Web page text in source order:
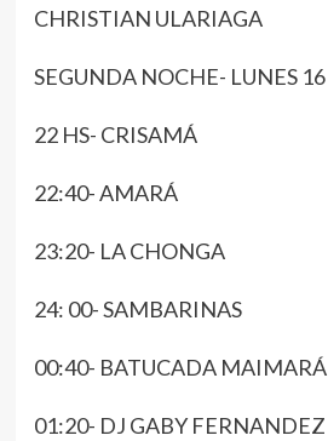
CHRISTIAN ULARIAGA
SEGUNDA NOCHE- LUNES 16
22 HS- CRISAMÁ
22:40- AMARÁ
23:20- LA CHONGA
24: 00- SAMBARINAS
00:40- BATUCADA MAIMARÁ
01:20- DJ GABY FERNANDEZ